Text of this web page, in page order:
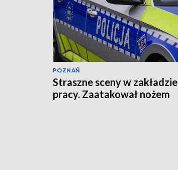
POZNAŃ
Straszne sceny w zakładzie
pracy. Zaatakował nożem